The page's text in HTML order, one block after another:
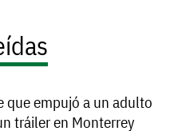
que empujó a un adulto
tráiler en Monterrey